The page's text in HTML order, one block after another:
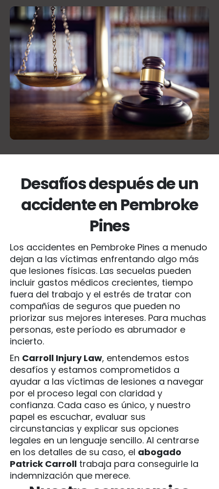
Desafíos después de un
accidente en Pembroke
Pines
Los accidentes en Pembroke Pines a menudo
dejan a las víctimas enfrentando algo más
que lesiones físicas. Las secuelas pueden
incluir gastos médicos crecientes, tiempo
fuera del trabajo y el estrés de tratar con
compañías de seguros que pueden no
priorizar sus mejores intereses. Para muchas
personas, este período es abrumador e
incierto.
En Carroll Injury Law, entendemos estos
desafíos y estamos comprometidos a
ayudar a las víctimas de lesiones a navegar
por el proceso legal con claridad y
confianza. Cada caso es único, y nuestro
papel es escuchar, evaluar sus
circunstancias y explicar sus opciones
legales en un lenguaje sencillo. Al centrarse
en los detalles de su caso, el abogado
Patrick Carroll trabaja para conseguirle la
indemnización que merece.